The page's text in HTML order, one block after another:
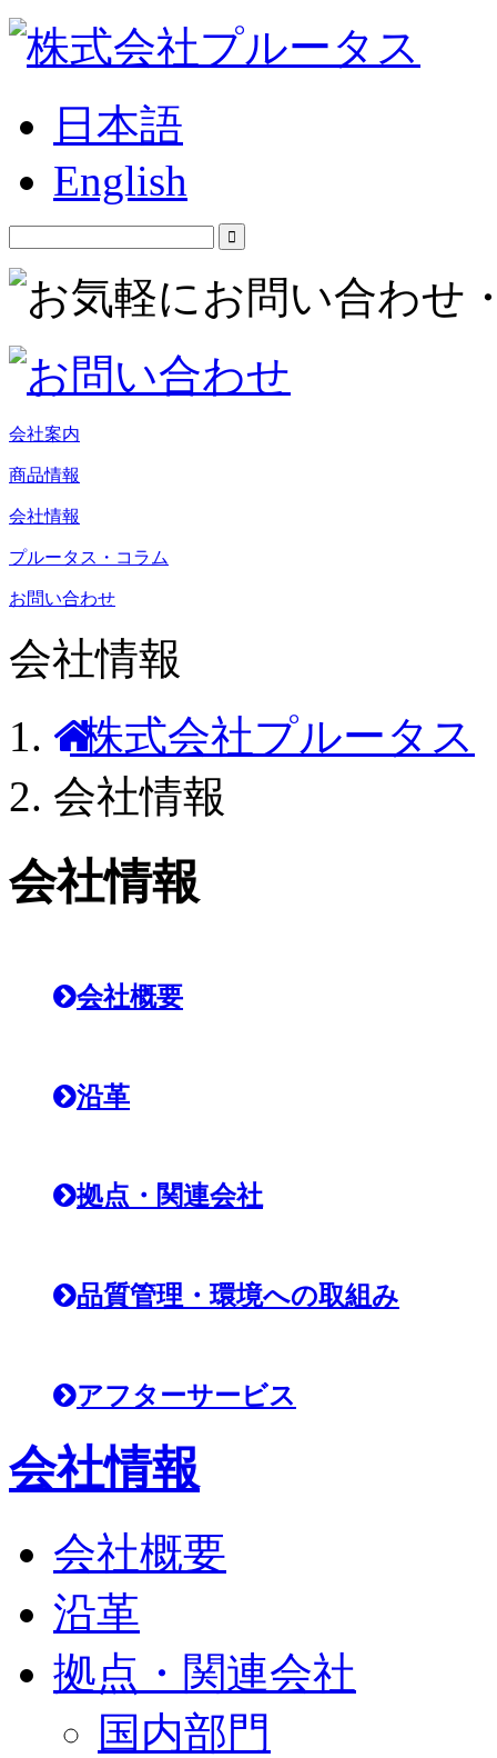
日本語
English
会社案内
商品情報
会社情報
プルータス・コラム
お問い合わせ
会社情報
株式会社プルータス
会社情報
会社情報
会社概要
沿革
拠点・関連会社
品質管理・環境への取組み
アフターサービス
会社情報
会社概要
沿革
拠点・関連会社
国内部門